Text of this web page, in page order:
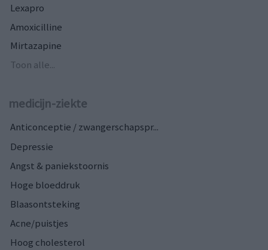
Lexapro
Amoxicilline
Mirtazapine
Toon alle...
medicijn-ziekte
Anticonceptie / zwangerschapspr...
Depressie
Angst & paniekstoornis
Hoge bloeddruk
Blaasontsteking
Acne/puistjes
Hoog cholesterol